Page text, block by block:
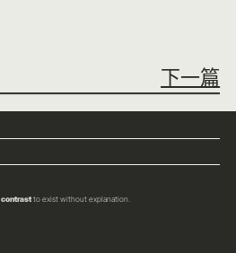
下一篇
contrastto exist without explanation.